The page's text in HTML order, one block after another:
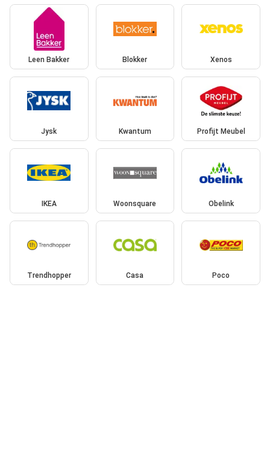
Leen Bakker Blokker Xenos
Jysk Kwantum Profijt Meubel
IKEA Woonsquare Obelink
Trendhopper Casa Poco